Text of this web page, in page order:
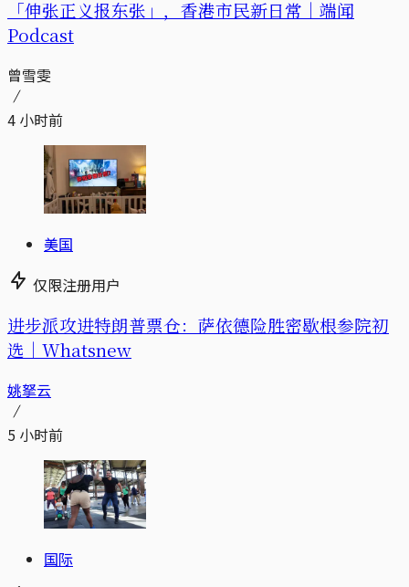
「伸张正义报东张」，香港市民新日常｜端闻
Podcast
曾雪雯
4 小时前
美国
仅限注册用户
进步派攻进特朗普票仓：萨依德险胜密歇根参院初
选｜Whatsnew
姚拏云
5 小时前
国际